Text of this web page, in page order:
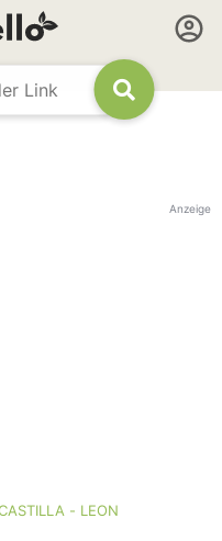
Anzeige
- LEON